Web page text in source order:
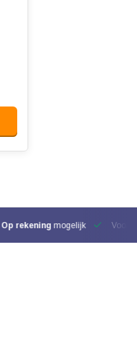
Op rekening mogelijk Voor